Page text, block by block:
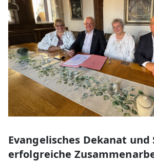
Evangelisches Dekanat und
erfolgreiche